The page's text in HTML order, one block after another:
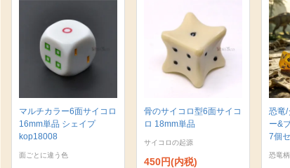
マルチカラー6面サイコロ
16mm単品 シェイプ
kop18008
面ごとに違う色
骨のサイコロ型6面サイコ
ロ 18mm単品
サイコロの起源
450円(内税)
恐竜/
ー&
7個
恐竜